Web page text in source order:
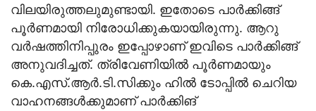
വിലയിരുത്തലുമുണ്ടായി. ഇതോടെ പാര്‍ക്കിങ്ങ്
പൂര്‍ണമായി നിരോധിക്കുകയായിരുന്നു. ആറു
വര്‍ഷത്തിനിപ്പുരം ഇപ്പോഴാണ് ഇവിടെ പാര്‍ക്കിങ്ങ്
അനുവദിച്ചത്. ത്രിവേണിയില്‍ പൂര്‍ണമായും
കെ.എസ്.ആര്‍.ടി.സിക്കും ഹില്‍ ടോപ്പില്‍ ചെറിയ
വാഹനങ്ങള്‍ക്കുമാണ് പാര്‍ക്കിങ്